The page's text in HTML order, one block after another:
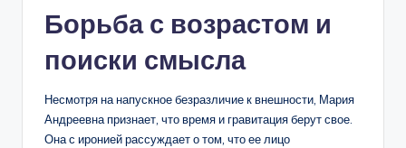
Борьба с возрастом и
поиски смысла
Несмотря на напускное безразличие к внешности, Мария
Андреевна признает, что время и гравитация берут свое.
Она с иронией рассуждает о том, что ее лицо